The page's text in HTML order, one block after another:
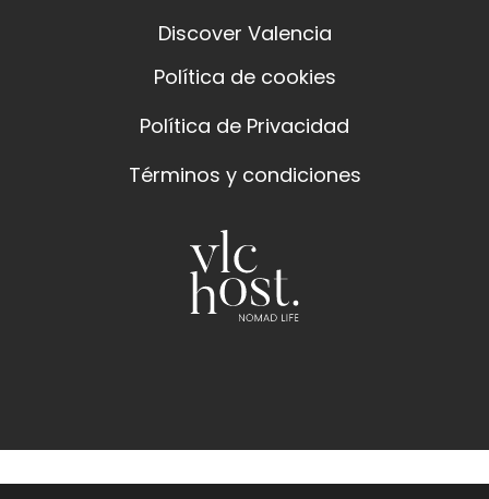
Discover Valencia
Política de cookies
Política de Privacidad
Términos y condiciones